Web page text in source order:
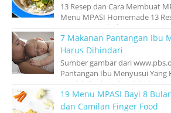
13 Resep dan Cara Membuat
Menu MPASI Homemade 13
MPASI Bayi 9 bulan Menu
7 Makanan Pantangan Ibu
Harus Dihindari
Sumber gambar dari
Pantangan Ibu Menyusui Yang
Setelah ibu hamil melahirkan,
19 Menu MPASI Bayi 8
dan Camilan Finger Food